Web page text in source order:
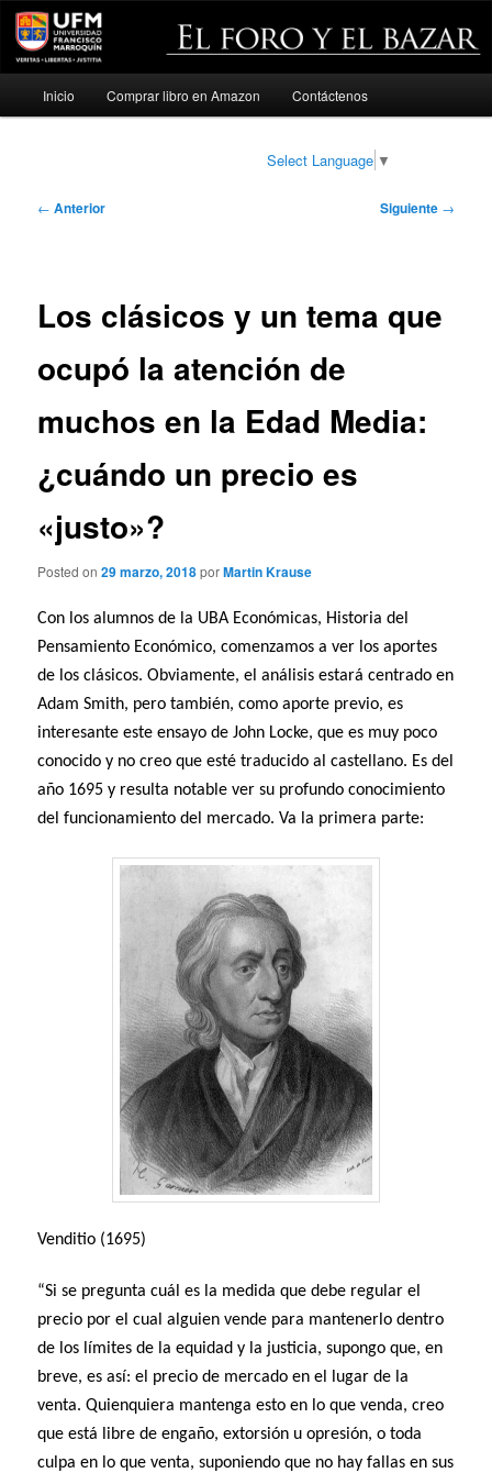
Ir
Inicio Comprar libro en Amazon Contáctenos
Select Language ▼
Navegación
← Anterior Siguiente →
Los clásicos y un tema que
ocupó la atención de
muchos en la Edad Media:
¿cuándo un precio es
«justo»?
Posted on29 marzo, 2018porMartin Krause
Con los alumnos de la UBA Económicas, Historia del
Pensamiento Económico, comenzamos a ver los aportes
de los clásicos. Obviamente, el análisis estará centrado en
Adam Smith, pero también, como aporte previo, es
interesante este ensayo de John Locke, que es muy poco
conocido y no creo que esté traducido al castellano. Es del
año 1695 y resulta notable ver su profundo conocimiento
del funcionamiento del mercado. Va la primera parte:
Venditio (1695)
“Si se pregunta cuál es la medida que debe regular el
precio por el cual alguien vende para mantenerlo dentro
de los límites de la equidad y la justicia, supongo que, en
breve, es así: el precio de mercado en el lugar de la
venta. Quienquiera mantenga esto en lo que venda, creo
que está libre de engaño, extorsión u opresión, o toda
culpa en lo que venta, suponiendo que no hay fallas en sus